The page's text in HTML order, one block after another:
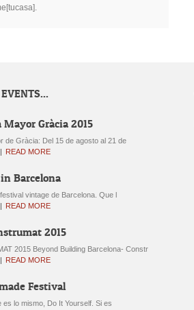
Mayor Gràcia 2015
de Gràcia: Del 15 de agosto al 21 de
READ MORE
Barcelona
vintage de Barcelona. Que l
READ MORE
2015
2015 Beyond Building Barcelona- Constr
READ MORE
Festival
es lo mismo, Do It Yourself. Si es